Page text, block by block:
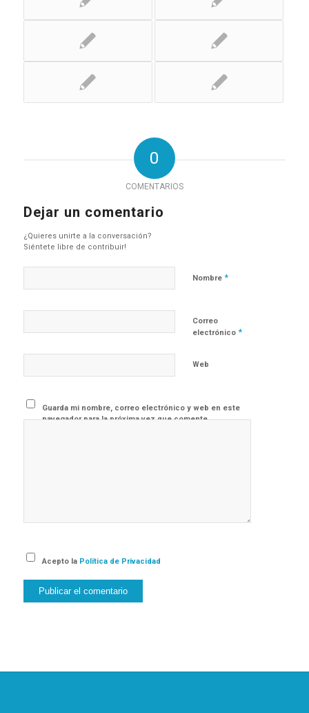
0
COMENTARIOS
Dejar un comentario
¿Quieres unirte a la conversación?
Siéntete libre de contribuir!
Nombre *
Correo
electrónico *
Web
Guarda mi nombre, correo electrónico y web en este
navegador para la próxima vez que comente.
Acepto la Política de Privacidad